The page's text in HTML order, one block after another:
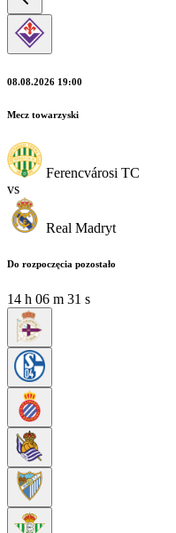
08.08.2026 19:00
Mecz towarzyski
Ferencvárosi TC
vs
Real Madryt
Do rozpoczęcia pozostało
14 h 06 m 30 s